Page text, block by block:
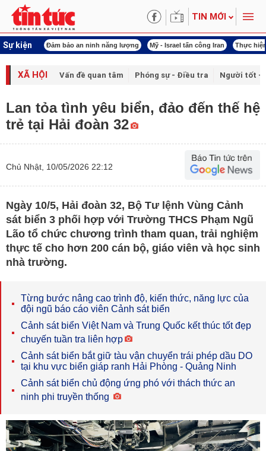
TIN MỚI
Sự kiện
an ninh năng lượng Mỹ - Israel tấn công Iran Thực hiện Nghị quyết 80
XÃ HỘI Vấn đề quan tâm Phóng sự - Điều tra Người tốt -
Lan tỏa tình yêu biển, đảo đến thế hệ
trẻ tại Hải đoàn 32
Chủ Nhật, 10/05/2026 22:12
Ngày 10/5, Hải đoàn 32, Bộ Tư lệnh Vùng Cảnh
sát biển 3 phối hợp với Trường THCS Phạm Ngũ
Lão tổ chức chương trình tham quan, trải nghiệm
thực tế cho hơn 200 cán bộ, giáo viên và học sinh
nhà trường.
Từng bước nâng cao trình độ, kiến thức, năng lực của
đội ngũ báo cáo viên Cảnh sát biển
Cảnh sát biển Việt Nam và Trung Quốc kết thúc tốt đẹp
chuyến tuần tra liên hợp
Cảnh sát biển bắt giữ tàu vận chuyển trái phép dầu DO
tại khu vực biển giáp ranh Hải Phòng - Quảng Ninh
Cảnh sát biển chủ động ứng phó với thách thức an
ninh phi truyền thống